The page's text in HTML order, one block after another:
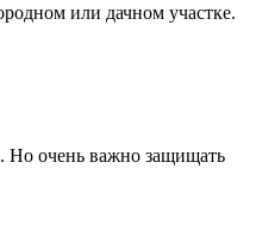
или дачном участке.
Но очень важно защищать